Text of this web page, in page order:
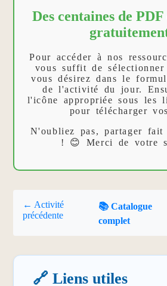
Des centaines de
Pour accéder à nos
vous suffit de
vous désirez dans le
de l'activité du jour.
l'icône appropriée sous les
pour télécharger
N'oubliez pas, partager
! 😊 Merci de votre
← Activité
précédente
📚 Catalogue
complet
🔗 Liens utiles